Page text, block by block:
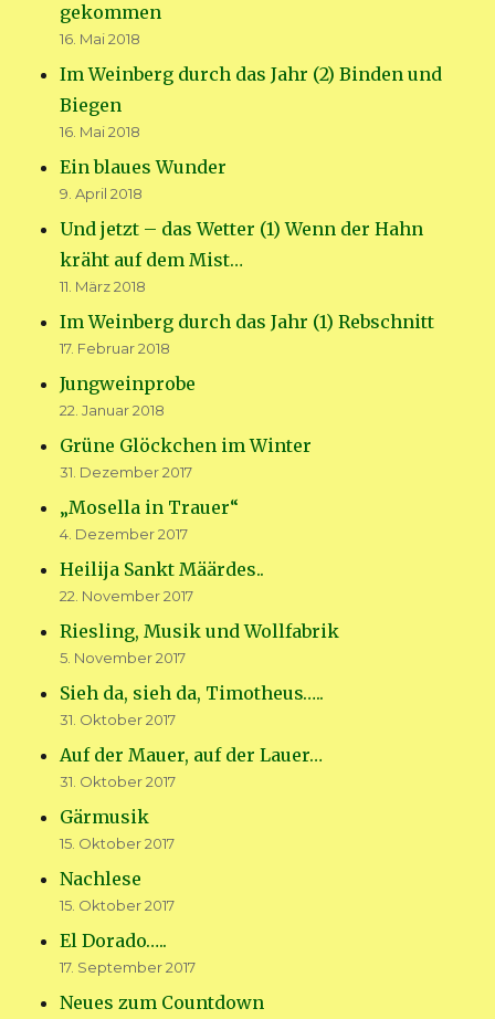
gekommen
16. Mai 2018
Im Weinberg durch das Jahr (2) Binden und
Biegen
16. Mai 2018
Ein blaues Wunder
9. April 2018
Und jetzt – das Wetter (1) Wenn der Hahn
kräht auf dem Mist…
11. März 2018
Im Weinberg durch das Jahr (1) Rebschnitt
17. Februar 2018
Jungweinprobe
22. Januar 2018
Grüne Glöckchen im Winter
31. Dezember 2017
„Mosella in Trauer“
4. Dezember 2017
Heilija Sankt Määrdes..
22. November 2017
Riesling, Musik und Wollfabrik
5. November 2017
Sieh da, sieh da, Timotheus…..
31. Oktober 2017
Auf der Mauer, auf der Lauer…
31. Oktober 2017
Gärmusik
15. Oktober 2017
Nachlese
15. Oktober 2017
El Dorado…..
17. September 2017
Neues zum Countdown